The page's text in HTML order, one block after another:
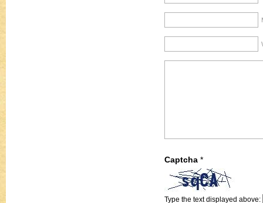
Captcha *
Type the text displayed above: